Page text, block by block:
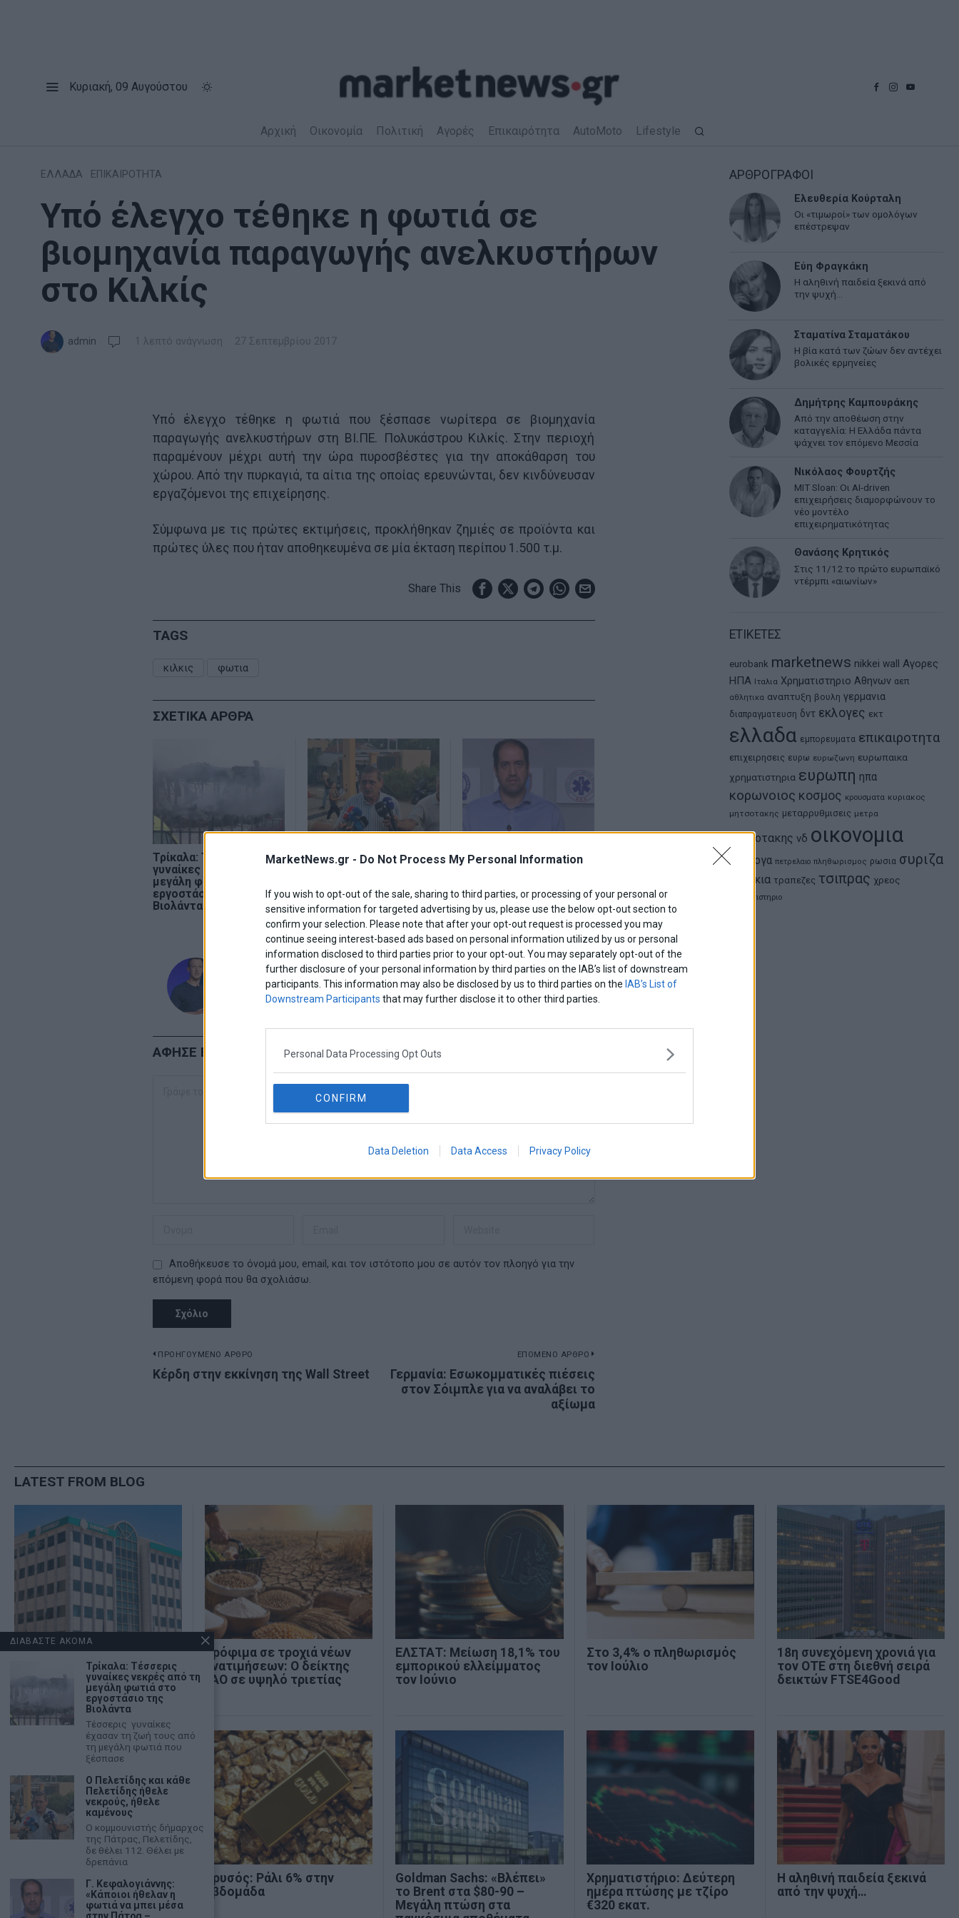
MarketNews.gr - Do Not Process My Personal Information
If you wish to opt-out of the sale, sharing to third parties, or processing of your personal or
sensitive information for targeted advertising by us, please use the below opt-out section to
confirm your selection. Please note that after your opt-out request is processed you may
continue seeing interest-based ads based on personal information utilized by us or personal
information disclosed to third parties prior to your opt-out. You may separately opt-out of the
further disclosure of your personal information by third parties on the IAB’s list of downstream
participants. This information may also be disclosed by us to third parties on the IAB’s List of
Downstream Participants that may further disclose it to other third parties.
Personal Data Processing Opt Outs
CONFIRM
Data Deletion Data Access Privacy Policy
Κυριακή, 09 Αυγούστου
Αρχική Οικονομία Πολιτική Αγορές Επικαιρότητα AutoMoto Lifestyle
ΕΛΛΑΔΑ ΕΠΙΚΑΙΡΟΤΗΤΑ
Υπό έλεγχο τέθηκε η φωτιά σε
βιομηχανία παραγωγής ανελκυστήρων
στο Κιλκίς
admin 1 λεπτό ανάγνωση 27 Σεπτεμβρίου 2017
Υπό έλεγχο τέθηκε η φωτιά που ξέσπασε νωρίτερα σε βιομηχανία
παραγωγής ανελκυστήρων στη ΒΙ.ΠΕ. Πολυκάστρου Κιλκίς. Στην περιοχή
παραμένουν μέχρι αυτή την ώρα πυροσβέστες για την αποκάθαρση του
χώρου. Από την πυρκαγιά, τα αίτια της οποίας ερευνώνται, δεν κινδύνευσαν
εργαζόμενοι της επιχείρησης.
Σύμφωνα με τις πρώτες εκτιμήσεις, προκλήθηκαν ζημιές σε προϊόντα και
πρώτες ύλες που ήταν αποθηκευμένα σε μία έκταση περίπου 1.500 τ.μ.
Share This
TAGS
κιλκις φωτια
ΣΧΕΤΙΚΑ ΑΡΘΡΑ
Τρίκαλα: Τέσσερις
γυναίκες νεκρές από τη
μεγάλη φωτιά στο
εργοστάσιο της
Βιολάντα
Ο Πελετίδης και κάθε
Πελετίδης ήθελε
καμένους
Γ. Κεφαλογιάννης:
στην Πάτρα –
Κατώτερος των
περιστάσεων ο κ.
Πελετίδης»
admin
ΑΦΗΣΕ ΕΝΑ ΣΧΟΛΙΟ
Αποθήκευσε το όνομά μου, email, και τον ιστότοπο μου σε αυτόν τον πλοηγό για την
επόμενη φορά που θα σχολιάσω.
Πλοήγηση
ΠΡΟΗΓΟΥΜΕΝΟ ΑΡΘΡΟ
Previous
Κέρδη στην εκκίνηση της Wall Street
ΕΠΟΜΕΝΟ ΑΡΘΡΟ
Next
post:
Γερμανία: Εσωκομματικές πιέσεις
στον Σόιμπλε για να αναλάβει το
αξίωμα
ΑΡΘΡΟΓΡΑΦΟΙ
Ελευθερία Κούρταλη
Οι «τιμωροί» των ομολόγων
επέστρεψαν
Εύη Φραγκάκη
Η αληθινή παιδεία ξεκινά από
την ψυχή…
Σταματίνα Σταματάκου
Η βία κατά των ζώων δεν αντέχει
βολικές ερμηνείες
Δημήτρης Καμπουράκης
Από την αποθέωση στην
καταγγελία: Η Ελλάδα πάντα
ψάχνει τον επόμενο Μεσσία
Νικόλαος Φουρτζής
MIT Sloan: Οι AI-driven
επιχειρήσεις διαμορφώνουν το
νέο μοντέλο
επιχειρηματικότητας
Θανάσης Κρητικός
Στις 11/12 το πρώτο ευρωπαϊκό
ντέρμπι «αιωνίων»
ΕΤΙΚΕΤΕΣ
eurobank marketnews nikkei wall
Αγορες
ΗΠΑ Ιταλια Χρηματιστηριο Αθηνων αεπ
αθλητικα αναπτυξη βουλη γερμανια
διαπραγματευση δντ εκλογες εκτ
ελλαδα εμπορευματα επικαιροτητα
επιχειρησεις ευρω ευρωζωνη ευρωπαικα
χρηματιστηρια ευρωπη ηπα
κορωνοιος κοσμος κρουσματα κυριακος
μητσοτακης μεταρρυθμισεις μετρα
μητσοτακης νδ οικονομια
ομολογα πετρελαιο πληθωρισμος ρωσια συριζα
τουρκια τραπεζες τσιπρας χρεος
χρηματιστηριο
LATEST FROM BLOG
Χρηματιστήριο: Κλείσιμο
πάνω από τις 2.600
μονάδες και νέα θετική
Τρόφιμα σε τροχιά νέων
ανατιμήσεων: Ο δείκτης
FAO σε υψηλό τριετίας
ΕΛΣΤΑΤ: Μείωση 18,1% του
εμπορικού ελλείμματος
τον Ιούνιο
Στο 3,4% ο πληθωρισμός
τον Ιούλιο
18η συνεχόμενη χρονιά για
τον ΟΤΕ στη διεθνή σειρά
δεικτών FTSE4Good
Κ. Βελόπουλος: «Η Ελληνική
Λύση θα κυβερνήσει»
Χρυσός: Ράλι 6% στην
εβδομάδα
Goldman Sachs: «Βλέπει»
το Brent στα $80-90 –
Μεγάλη πτώση στα
Χρηματιστήριο: Δεύτερη
ημέρα πτώσης με τζίρο
€320 εκατ.
Η αληθινή παιδεία ξεκινά
από την ψυχή…
ΔΙΑΒΑΣΤΕ ΑΚΟΜΑ
Τρίκαλα: Τέσσερις
γυναίκες νεκρές από τη
μεγάλη φωτιά στο
εργοστάσιο της
Βιολάντα
Τέσσερις γυναίκες
έχασαν τη ζωή τους από
τη μεγάλη φωτιά που
ξέσπασε
Ο Πελετίδης και κάθε
Πελετίδης ήθελε
νεκρούς, ήθελε
καμένους
Ο κομμουνιστής δήμαρχος
της Πάτρας, Πελετίδης,
δε θέλει 112. Θέλει με
δρεπάνια
Γ. Κεφαλογιάννης:
«Κάποιοι ήθελαν η
φωτιά να μπει μέσα